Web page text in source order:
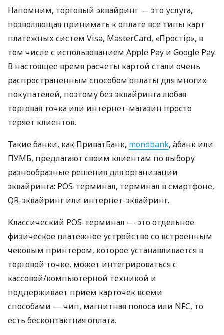
Напомним, торговый эквайринг — это услуга,
позволяющая принимать к оплате все типы карт
платежных систем Visa, MasterCard, «Простір», в
том числе с использованием Apple Pay и Google Pay.
В настоящее время расчеты картой стали очень
распространенным способом оплаты для многих
покупателей, поэтому без эквайринга любая
торговая точка или интернет-магазин просто
теряет клиентов.
Такие банки, как ПриватБанк, monobank, àбанк или
ПУМБ, предлагают своим клиентам по выбору
разнообразные решения для организации
эквайринга: POS-терминал, терминал в смартфоне,
QR-эквайринг или интернет-эквайринг.
Классический POS-терминал — это отдельное
физическое платежное устройство со встроенным
чековым принтером, которое устанавливается в
торговой точке, может интегрироваться с
кассовой/компьютерной техникой и
поддерживает прием карточек всеми
способами — чип, магнитная полоса или NFC, то
есть бесконтактная оплата.